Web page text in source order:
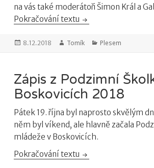
na vás také moderátoři Šimon Král a
Pokračování textu Plesem 2019
Publikováno:
8.12.2018 Autor:
Tomík Rubriky:
Plesem
Zápis z Podzimní
Boskovicích 2018
Pátek 19. října byl naprosto skvělým
něm byl víkend, ale hlavně začala
mládeže v Boskovicích.
Pokračování textu Zápis z Podzimní